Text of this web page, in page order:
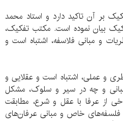
بر آن تاکید دارد و استاد محمد
بیان نموده است. مکتب تفکیک،
و مبانی فلاسفه، اشتباه است و
و عملی، اشتباه است و عقلایی و
و چه در سیر و سلوک، مشکل
از عرفا با عقل و شرع، مطابقت
فلسفه‌های خاص و مبانی عرفان‌های